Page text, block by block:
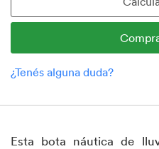
Esta bota náutica de